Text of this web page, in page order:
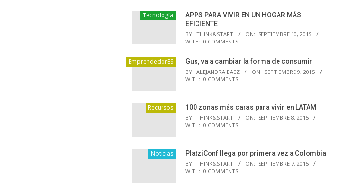
Tecnología
APPS PARA VIVIR EN UN HOGAR MÁS
EFICIENTE
BY: THINK&START ON: SEPTIEMBRE 10, 2015
WITH: 0 COMMENTS
EmprendedorES Gus, va a cambiar la forma de consumir
BY: ALEJANDRA BAEZ ON: SEPTIEMBRE 9, 2015
WITH: 0 COMMENTS
Recursos 100 zonas más caras para vivir en LATAM
BY: THINK&START ON: SEPTIEMBRE 8, 2015
WITH: 0 COMMENTS
Noticias PlatziConf llega por primera vez a Colombia
BY: THINK&START ON: SEPTIEMBRE 7, 2015
WITH: 0 COMMENTS